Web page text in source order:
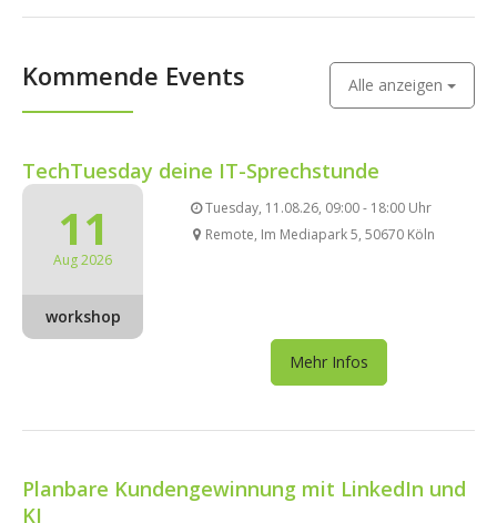
Kommende Events Alle anzeigen
TechTuesday deine IT-Sprechstunde
11
Aug 2026
workshop
Tuesday, 11.08.26, 09:00 - 18:00 Uhr
Remote, Im Mediapark 5, 50670 Köln
Mehr Infos
Planbare Kundengewinnung mit LinkedIn und
KI